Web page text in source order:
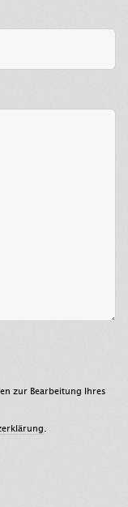
zur Bearbeitung Ihres